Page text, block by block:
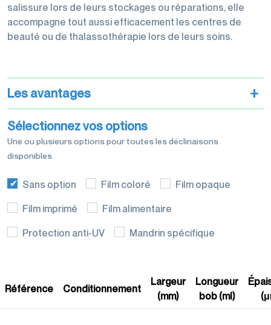
Films de
salissure lors de leurs stockages ou réparations, elle
accompagne tout aussi efficacement les centres de
beauté ou de thalassothérapie lors de leurs soins.
Les avantages +
Sélectionnez vos options
Une ou plusieurs options pour toutes les déclinaisons
disponibles
Sans option Film coloré
Film opaque
Film imprimé
Film alimentaire
Protection anti-UV
Mandrin spécifique
Référence Conditionnement
Largeur
(mm)
Longueur
bob (ml)